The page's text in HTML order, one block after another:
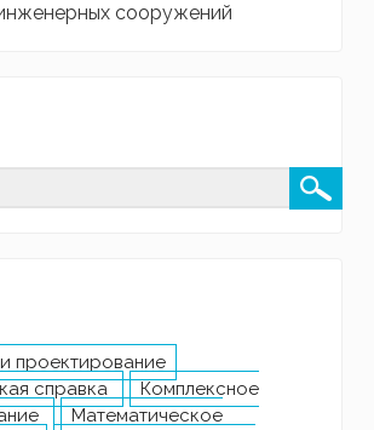
сооружений
проектирование
справка
Комплексное
Математическое